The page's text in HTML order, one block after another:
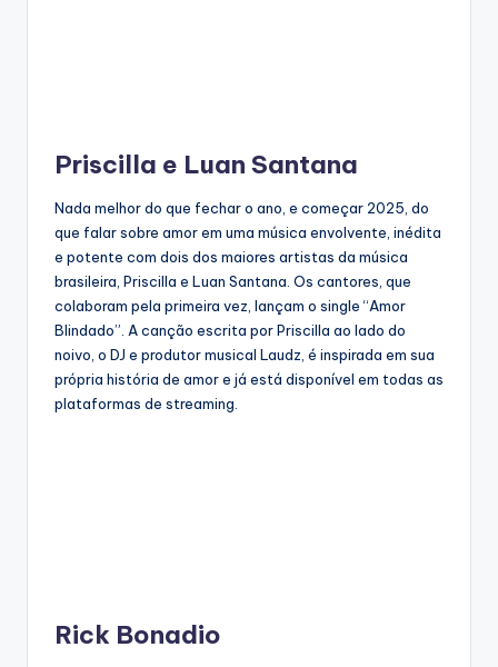
Priscilla e Luan Santana
Nada melhor do que fechar o ano, e começar 2025, do
que falar sobre amor em uma música envolvente, inédita
e potente com dois dos maiores artistas da música
brasileira, Priscilla e Luan Santana. Os cantores, que
colaboram pela primeira vez, lançam o single “Amor
Blindado”. A canção escrita por Priscilla ao lado do
noivo, o DJ e produtor musical Laudz, é inspirada em sua
própria história de amor e já está disponível em todas as
plataformas de streaming.
Rick Bonadio